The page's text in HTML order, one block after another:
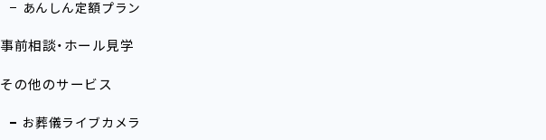
あんしん定額プラン
事前相談・ホール見学
その他のサービス
お葬儀ライブカメラ